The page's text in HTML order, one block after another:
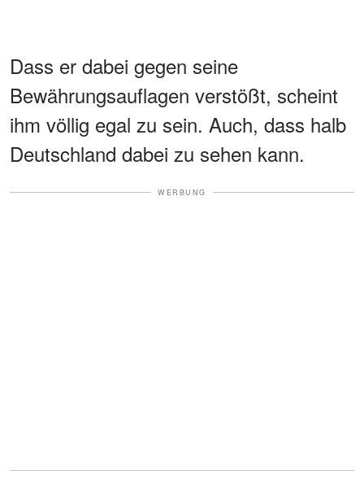
Dass er dabei gegen seine
Bewährungsauflagen verstößt, scheint
ihm völlig egal zu sein. Auch, dass halb
Deutschland dabei zu sehen kann.
WERBUNG